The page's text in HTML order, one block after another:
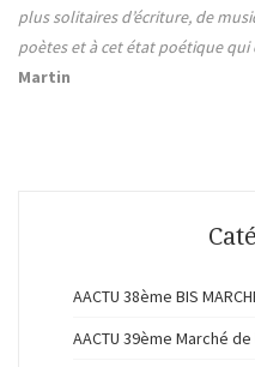
plus solitaires d’écriture, de
poètes et à cet état poétique qui
Martin
AACTU 38ème BIS
AACTU 39ème Marché